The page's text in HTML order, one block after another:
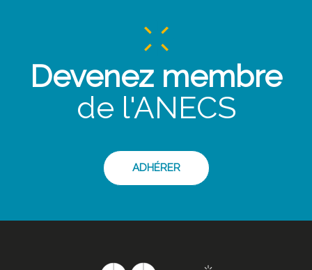
Devenez membre
de l'ANECS
ADHÉRER